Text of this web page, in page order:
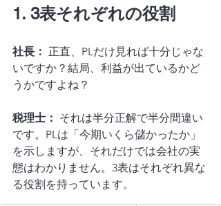
1. 3表それぞれの役割
社長： 正直、PLだけ見れば十分じゃな
いですか？結局、利益が出ているかど
うかですよね？
税理士： それは半分正解で半分間違い
です。PLは「今期いくら儲かったか」
を示しますが、それだけでは会社の実
態はわかりません。3表はそれぞれ異な
る役割を持っています。